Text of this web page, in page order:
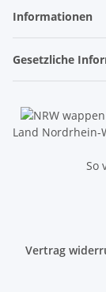
Informationen
Gesetzliche
Land Nordrhein-
So
Vertrag